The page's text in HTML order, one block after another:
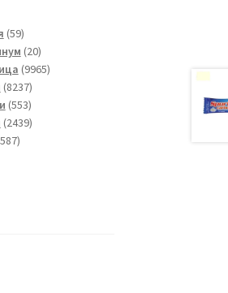
5959
товаров
2020
товаров
99659965
82378237
товаров
553553
товара
24392439
1587